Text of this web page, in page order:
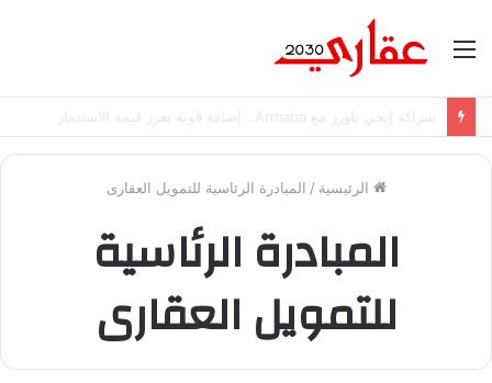
القائمة
الرئيسية / المبادرة الرئاسية للتمويل العقارى
المبادرة الرئاسية
للتمويل العقارى